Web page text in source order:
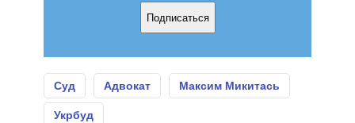
Подписаться
Суд Адвокат Максим Микитась
Укрбуд